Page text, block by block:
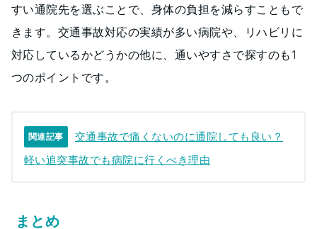
すい通院先を選ぶことで、身体の負担を減らすこともで
きます。交通事故対応の実績が多い病院や、リハビリに
対応しているかどうかの他に、通いやすさで探すのも1
つのポイントです。
関連記事
交通事故で痛くないのに通院しても良い？
軽い追突事故でも病院に行くべき理由
まとめ